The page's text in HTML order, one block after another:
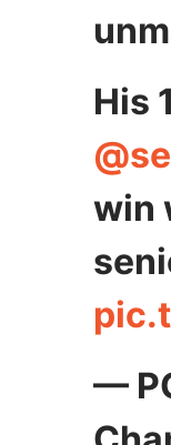
His
win
—